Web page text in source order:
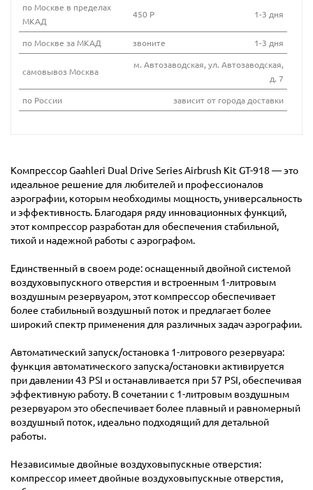
по Москве в пределах
МКАД
450 Р 1-3 дня
по Москве за МКАД звоните 1-3 дня
самовывоз Москва
м. Автозаводская, ул. Автозаводская,
д. 7
по России
зависит от города доставки
Компрессор Gaahleri ​​Dual Drive Series Airbrush Kit GT-918 — это
идеальное решение для любителей и профессионалов
аэрографии, которым необходимы мощность, универсальность
и эффективность. Благодаря ряду инновационных функций,
этот компрессор разработан для обеспечения стабильной,
тихой и надежной работы с аэрографом.
Единственный в своем роде: оснащенный двойной системой
воздуховыпускного отверстия и встроенным 1-литровым
воздушным резервуаром, этот компрессор обеспечивает
более стабильный воздушный поток и предлагает более
широкий спектр применения для различных задач аэрографии.
Автоматический запуск/остановка 1-литрового резервуара:
функция автоматического запуска/остановки активируется
при давлении 43 PSI и останавливается при 57 PSI, обеспечивая
эффективную работу. В сочетании с 1-литровым воздушным
резервуаром это обеспечивает более плавный и равномерный
воздушный поток, идеально подходящий для детальной
работы.
Независимые двойные воздуховыпускные отверстия:
компрессор имеет двойные воздуховыпускные отверстия,